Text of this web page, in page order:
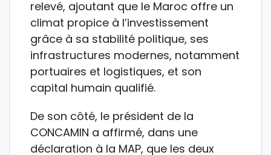
relevé, ajoutant que le Maroc offre un
climat propice à l’investissement
grâce à sa stabilité politique, ses
infrastructures modernes, notamment
portuaires et logistiques, et son
capital humain qualifié.
De son côté, le président de la
CONCAMIN a affirmé, dans une
déclaration à la MAP, que les deux